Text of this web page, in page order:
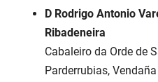
D Rodrigo Antonio
Ribadeneira
Cabaleiro da Orde de
Parderrubias,